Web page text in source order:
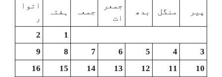
پیر منگل بدھ
جمعر
ات
جمعہ ہفتہ
اتوا
ر
1
2
3
4
5
6
7
8
9
10
11
12
13
14
15
16